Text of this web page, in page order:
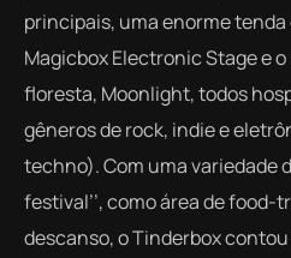
principais, uma enorme
Magicbox Electronic Stage e
floresta, Moonlight, todos
gêneros de rock, indie e
techno).Com uma variedade
festival’’, como área de food-
descanso, o Tinderbox